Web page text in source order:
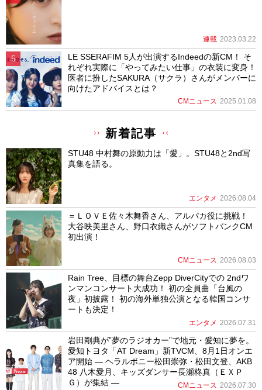
連載 2023.03.22
LE SSERAFIM 5人が出演するIndeedの新CM！ そ
れぞれ実際に「やってみたい仕事」の衣装に変身！
医者に扮したSAKURA（サクラ）さんがメンバーに
向けたアドバイスとは？
CMニュース 2025.01.08
新着記事
STU48 中村舞の原動力は「愛」。STU48と2nd写
真集を語る。
エンタメ 2026.08.04
＝ＬＯＶＥ佐々木舞香さん、アルパカ役に挑戦！
大谷映美里さん、野口衣織さんがソフトバンクCM
初出演！
CMニュース 2026.08.03
Rain Tree、目標の舞台Zepp DiverCityでの 2ndワ
ンマンコンサート大成功！ 初の全員曲「台風の
夜」初披露！ 初の海外単独公演となる韓国コンサ
ートも決定！
エンタメ 2026.07.31
岩田剛典が”夢のラジオカー”で地元・愛知に夢を。
愛知トヨタ「AT Dream」新TVCM、8月1日オンエ
ア開始 ― ヘラルボニー松田崇弥・松田文登、AKB
48 八木愛月、キッズダンサー長瀬柊真（ＥＸＰ
Ｇ）が集結 ―
CMニュース 2026.07.30